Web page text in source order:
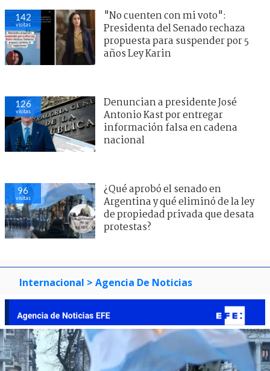
142
visitas
"No cuenten con mi voto":
Presidenta del Senado rechaza
propuesta para suspender por 5
años Ley Karin
126
visitas
Denuncian a presidente José
Antonio Kast por entregar
información falsa en cadena
nacional
96
visitas
¿Qué aprobó el senado en
Argentina y qué eliminó de la ley
de propiedad privada que desata
protestas?
Internacional > Agencia De Noticias